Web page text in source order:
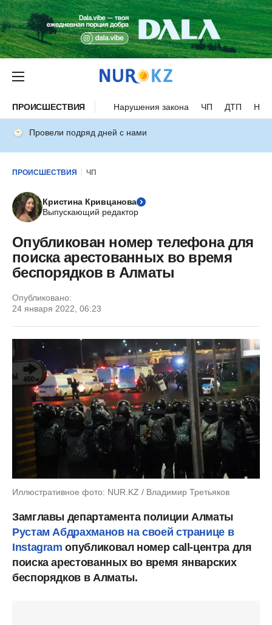
ПРОИСШЕСТВИЯ Нарушения закона ЧП ДТП
Провели подряд дней с нами
ПРОИСШЕСТВИЯ ЧП
Кристина Кривцанова
Выпускающий редактор
Опубликован номер телефона для
поиска арестованных во время
беспорядков в Алматы
Опубликовано:
24 января 2022, 06:23
Иллюстративное фото: NUR.KZ / Владимир Третьяков
Замглавы департамента полиции Алматы
Рустам Абдрахманов на своей странице в
Instagramопубликовал номер call-центра для
поиска арестованных во время январских
беспорядков в Алматы.